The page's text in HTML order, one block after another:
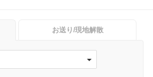
お送り/現地解散